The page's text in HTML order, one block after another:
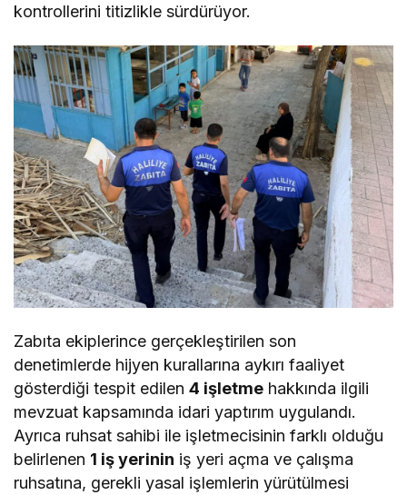
kontrollerini titizlikle sürdürüyor.
Zabıta ekiplerince gerçekleştirilen son
denetimlerde hijyen kurallarına aykırı faaliyet
gösterdiği tespit edilen4 işletme hakkında ilgili
mevzuat kapsamında idari yaptırım uygulandı.
Ayrıca ruhsat sahibi ile işletmecisinin farklı olduğu
belirlenen 1 iş yerinin iş yeri açma ve çalışma
ruhsatına, gerekli yasal işlemlerin yürütülmesi